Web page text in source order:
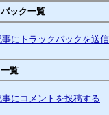
バック一覧
事にトラックバックを送
覧
事にコメントを投稿する